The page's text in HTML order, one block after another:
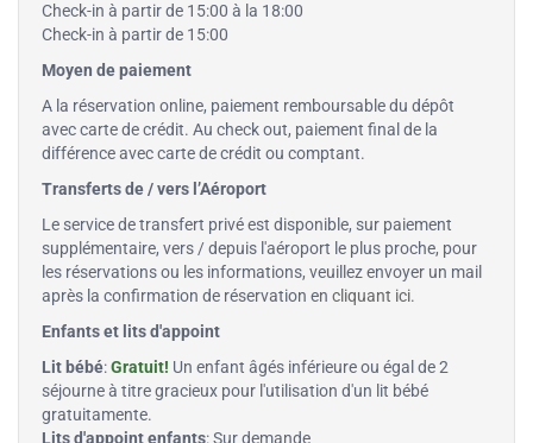
Check-in à partir de 15:00 à la 18:00
Check-in à partir de 15:00
Moyen de paiement
A la réservation online, paiement remboursable du dépôt
avec carte de crédit. Au check out, paiement final de la
différence avec carte de crédit ou comptant.
Transferts de / vers l’Aéroport
Le service de transfert privé est disponible, sur paiement
supplémentaire, vers / depuis l'aéroport le plus proche, pour
les réservations ou les informations, veuillez envoyer un mail
après la confirmation de réservation en cliquant ici.
Enfants et lits d'appoint
Lit bébé:Gratuit! Un enfant âgés inférieure ou égal de 2
séjourne à titre gracieux pour l'utilisation d'un lit bébé
gratuitamente.
Lits d'appoint enfants: Sur demande